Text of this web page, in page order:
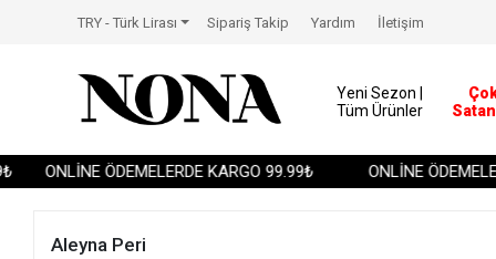
ONLİNE ÖDEMELERDE KARGO 99.99₺ ONLİNE
TRY - Türk Lirası Sipariş Takip Yardım İletişim
Yeni Sezon |
Tüm Ürünler
Aleyna Peri